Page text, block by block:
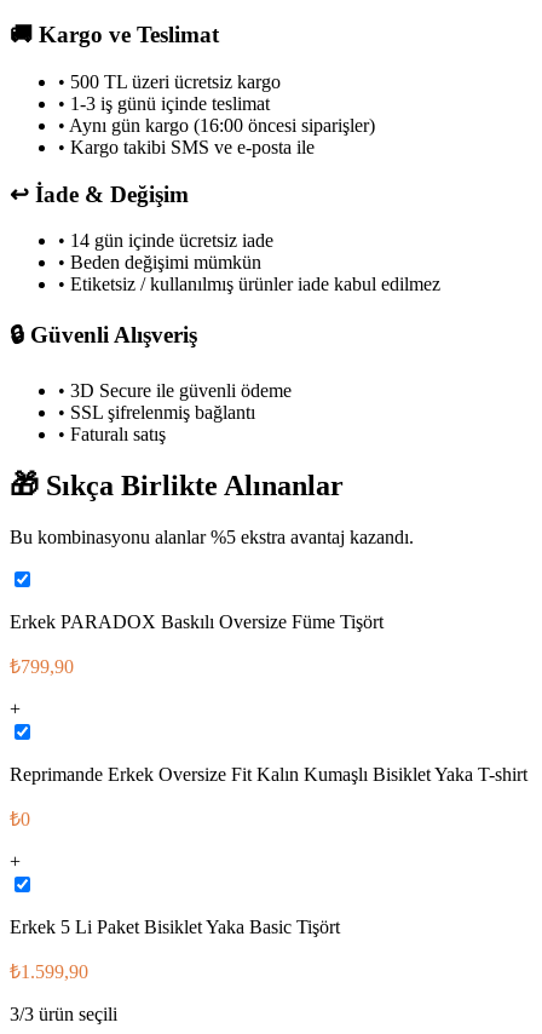
🚚 Kargo ve Teslimat
• 500 TL üzeri ücretsiz kargo
• 1-3 iş günü içinde teslimat
• Aynı gün kargo (16:00 öncesi siparişler)
• Kargo takibi SMS ve e-posta ile
↩️ İade & Değişim
• 14 gün içinde ücretsiz iade
• Beden değişimi mümkün
• Etiketsiz / kullanılmış ürünler iade kabul edilmez
🔒 Güvenli Alışveriş
• 3D Secure ile güvenli ödeme
• SSL şifrelenmiş bağlantı
• Faturalı satış
🎁 Sıkça Birlikte Alınanlar
Bu kombinasyonu alanlar %5 ekstra avantaj kazandı.
Erkek PARADOX Baskılı Oversize Füme Tişört
₺799,90
+
Reprimande Erkek Oversize Fit Kalın Kumaşlı Bisiklet Yaka T-shirt
₺0
+
Erkek 5 Li Paket Bisiklet Yaka Basic Tişört
₺1.599,90
3/3 ürün seçili